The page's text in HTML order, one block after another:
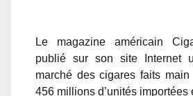
Le magazine américain
publié sur son site Internet
marché des cigares faits
456 millions d’unités